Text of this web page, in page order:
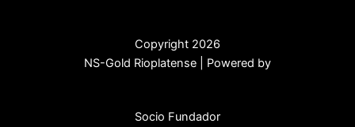
Copyright 2026
NS-Gold Rioplatense | Powered by
Socio Fundador